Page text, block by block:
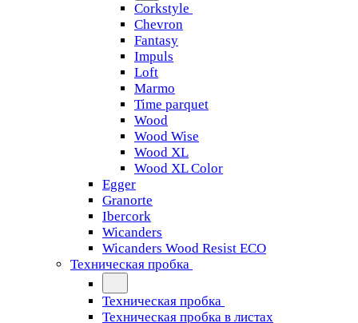
Corkstyle
Chevron
Fantasy
Impuls
Loft
Marmo
Time parquet
Wood
Wood Wise
Wood XL
Wood XL Color
Egger
Granorte
Ibercork
Wicanders
Wicanders Wood Resist ECO
Техническая пробка
Техническая пробка
Техническая пробка в листах